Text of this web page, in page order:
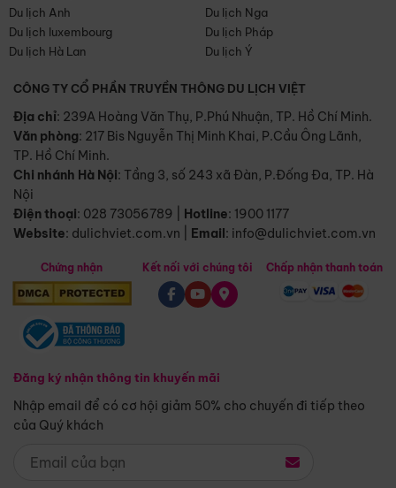
Du lịch Anh
Du lịch Nga
Du lịch luxembourg
Du lịch Pháp
Du lịch Hà Lan
Du lịch Ý
CÔNG TY CỔ PHẦN TRUYỀN THÔNG DU LỊCH VIỆT
Địa chỉ: 239A Hoàng Văn Thụ, P.Phú Nhuận, TP. Hồ Chí Minh.
Văn phòng: 217 Bis Nguyễn Thị Minh Khai, P.Cầu Ông Lãnh,
TP. Hồ Chí Minh.
Chi nhánh Hà Nội: Tầng 3, số 243 xã Đàn, P.Đống Đa, TP. Hà
Nội
Điện thoại: 028 73056789 Hotline: 1900 1177
Website: dulichviet.com.vn Email: info@dulichviet.com.vn
Chứng nhận
Đăng ký nhận thông tin khuyến mãi
Nhập email để có cơ hội giảm 50% cho chuyến đi tiếp theo
của Quý khách
Kết nối với chúng tôi Chấp nhận thanh toán